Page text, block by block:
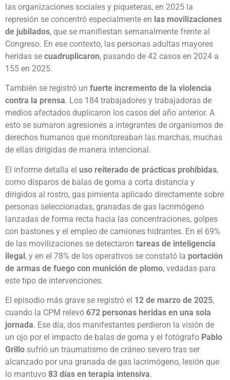
las organizaciones sociales y piqueteras, en 2025 la
represión se concentró especialmente en las movilizaciones
de jubilados, que se manifiestan semanalmente frente al
Congreso. En ese contexto, las personas adultas mayores
heridas se cuadruplicaron, pasando de 42 casos en 2024 a
155 en 2025.
También se registró un fuerte incremento de la violencia
contra la prensa. Los 184 trabajadores y trabajadoras de
medios afectados duplicaron los casos del año anterior. A
esto se sumaron agresiones a integrantes de organismos de
derechos humanos que monitoreaban las marchas, muchas
de ellas dirigidas de manera intencional.
El informe detalla el uso reiterado de prácticas prohibidas,
como disparos de balas de goma a corta distancia y
dirigidos al rostro, gas pimienta aplicado directamente sobre
personas seleccionadas, granadas de gas lacrimógeno
lanzadas de forma recta hacia las concentraciones, golpes
con bastones y el empleo de camiones hidrantes. En el 69%
de las movilizaciones se detectaron tareas de inteligencia
ilegal, y en el 78% de los operativos se constató la portación
de armas de fuego con munición de plomo, vedadas para
este tipo de intervenciones.
El episodio más grave se registró el 12 de marzo de 2025,
cuando la CPM relevó 672 personas heridas en una sola
jornada. Ese día, dos manifestantes perdieron la visión de
un ojo por el impacto de balas de goma y el fotógrafo Pablo
Grillo sufrió un traumatismo de cráneo severo tras ser
alcanzado por una granada de gas lacrimógeno, lesión que
lo mantuvo 83 días en terapia intensiva.